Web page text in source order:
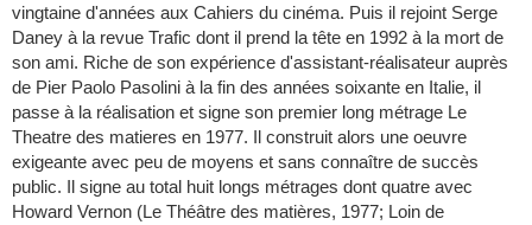
vingtaine d'années aux Cahiers du cinéma. Puis il rejoint Serge
Daney à la revue Trafic dont il prend la tête en 1992 à la mort de
son ami. Riche de son expérience d'assistant-réalisateur auprès
de Pier Paolo Pasolini à la fin des années soixante en Italie, il
passe à la réalisation et signe son premier long métrage Le
Theatre des matieres en 1977. Il construit alors une oeuvre
exigeante avec peu de moyens et sans connaître de succès
public. Il signe au total huit longs métrages dont quatre avec
Howard Vernon (Le Théâtre des matières, 1977; Loin de